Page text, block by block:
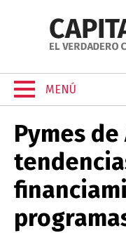
MENÚ
Pymes